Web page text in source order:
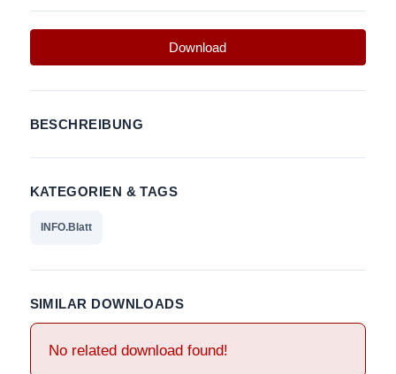
Download
BESCHREIBUNG
KATEGORIEN & TAGS
INFO.Blatt
SIMILAR DOWNLOADS
No related download found!